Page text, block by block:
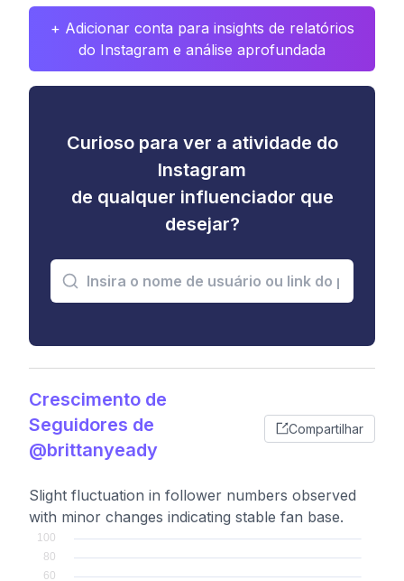
+ Adicionar conta para insights de relatórios
do Instagram e análise aprofundada
Curioso para ver a atividade do
Instagram
de qualquer influenciador que
desejar?
Crescimento de
Seguidores de
@brittanyeady
Compartilhar
Slight fluctuation in follower numbers observed
with minor changes indicating stable fan base.